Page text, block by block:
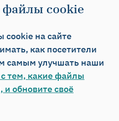
cookie
на сайте
как посетители
самым улучшать наши
тем, какие файлы
обновите своё